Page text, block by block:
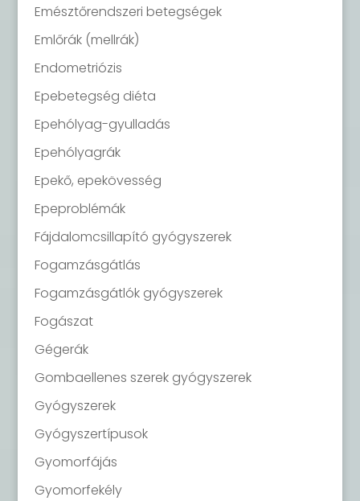
Emésztőrendszeri betegségek
Emlőrák (mellrák)
Endometriózis
Epebetegség diéta
Epehólyag-gyulladás
Epehólyagrák
Epekő, epekövesség
Epeproblémák
Fájdalomcsillapító gyógyszerek
Fogamzásgátlás
Fogamzásgátlók gyógyszerek
Fogászat
Gégerák
Gombaellenes szerek gyógyszerek
Gyógyszerek
Gyógyszertípusok
Gyomorfájás
Gyomorfekély